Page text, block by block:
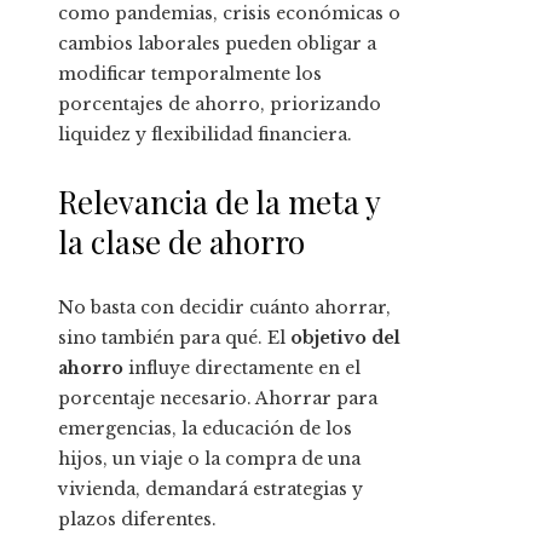
como pandemias, crisis económicas o
cambios laborales pueden obligar a
modificar temporalmente los
porcentajes de ahorro, priorizando
liquidez y flexibilidad financiera.
Relevancia de la meta y
la clase de ahorro
No basta con decidir cuánto ahorrar,
sino también para qué. El objetivo del
ahorro influye directamente en el
porcentaje necesario. Ahorrar para
emergencias, la educación de los
hijos, un viaje o la compra de una
vivienda, demandará estrategias y
plazos diferentes.